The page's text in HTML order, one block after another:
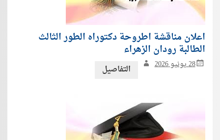
اعلان مناقشة اطروحة دكتوراه الطور الثالث
الطالبة رودان الزهراء
28 يونيو 2026 التفاصيل